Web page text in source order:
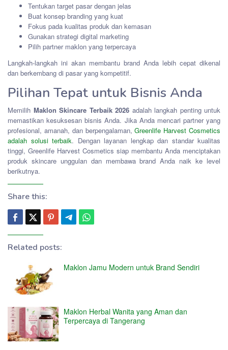
Tentukan target pasar dengan jelas
Buat konsep branding yang kuat
Fokus pada kualitas produk dan kemasan
Gunakan strategi digital marketing
Pilih partner maklon yang terpercaya
Langkah-langkah ini akan membantu brand Anda lebih cepat dikenal
dan berkembang di pasar yang kompetitif.
Pilihan Tepat untuk Bisnis Anda
Memilih Maklon Skincare Terbaik 2026 adalah langkah penting untuk
memastikan kesuksesan bisnis Anda. Jika Anda mencari partner yang
profesional, amanah, dan berpengalaman,Greenlife Harvest Cosmetics
adalah solusi terbaik. Dengan layanan lengkap dan standar kualitas
tinggi, Greenlife Harvest Cosmetics siap membantu Anda menciptakan
produk skincare unggulan dan membawa brand Anda naik ke level
berikutnya.
Share this:
Related posts:
Maklon Jamu Modern untuk Brand Sendiri
Maklon Herbal Wanita yang Aman dan
Terpercaya di Tangerang